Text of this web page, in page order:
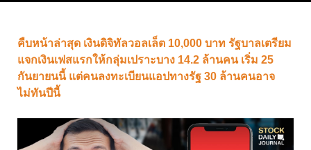
คืบหน้าล่าสุด เงินดิจิทัลวอลเล็ต 10,000 บาท รัฐบาลเตรียม
แจกเงินเฟสแรกให้กลุ่มเปราะบาง 14.2 ล้านคน เริ่ม 25
กันยายนนี้ แต่คนลงทะเบียนแอปทางรัฐ 30 ล้านคนอาจ
ไม่ทันปีนี้